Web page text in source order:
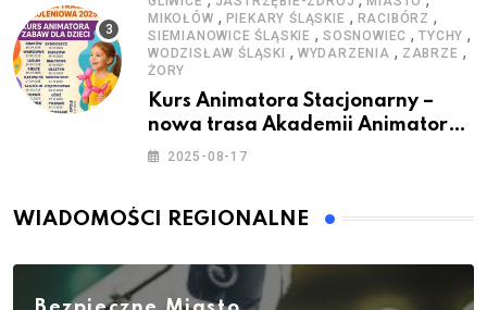
MIKOŁÓW , PIEKARY ŚLĄSKIE , RACIBÓRZ ,
SIEMIANOWICE ŚLĄSKIE ,SOSNOWIEC ,TYCHY ,
WODZISŁAW ŚLĄSKI , WYDARZENIA , ZABRZE ,
ŻORY
Kurs Animatora Stacjonarny –
nowa trasa Akademii Animatora
– jesień 2025
2025-08-17
WIADOMOŚCI REGIONALNE